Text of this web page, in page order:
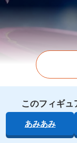
このフィギュ
あみあみ